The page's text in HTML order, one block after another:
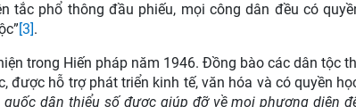
tắc phổ thông đầu phiếu, mọi công dân đều có
[3].
trong Hiến pháp năm 1946. Đồng bào các dân tộc
được hỗ trợ phát triển kinh tế, văn hóa và có quyền
quốc dân thiểu số được giúp đỡ về mọi phương diện